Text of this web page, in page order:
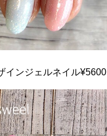
インジェルネイル¥5600